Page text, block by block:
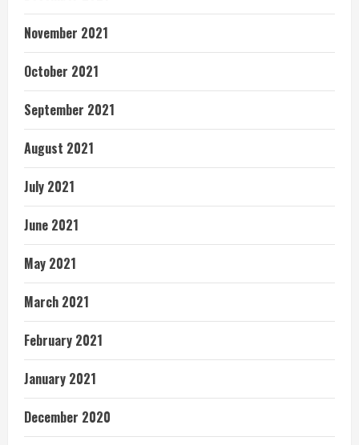
November 2021
October 2021
September 2021
August 2021
July 2021
June 2021
May 2021
March 2021
February 2021
January 2021
December 2020